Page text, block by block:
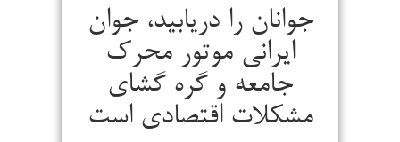
جوانان را دریابید، جوان
ایرانی موتور محرک
جامعه و گره گشای
مشکلات اقتصادی است